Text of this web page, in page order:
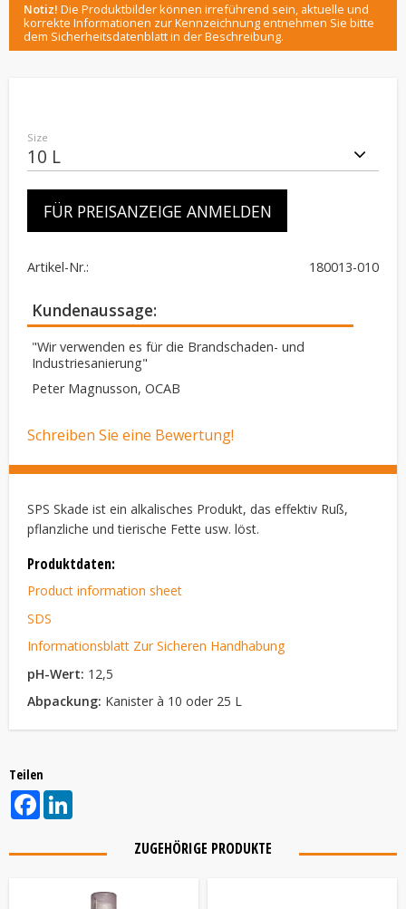
Notiz! Die Produktbilder können irreführend sein, aktuelle und
korrekte Informationen zur Kennzeichnung entnehmen Sie bitte
dem Sicherheitsdatenblatt in der Beschreibung.
Size
FÜR PREISANZEIGE ANMELDEN
Artikel-Nr. 180013-010
Kundenaussage
"Wir verwenden es für die Brandschaden- und
Industriesanierung"
Peter Magnusson, OCAB
Schreiben Sie eine Bewertung!
SPS Skade ist ein alkalisches Produkt, das effektiv Ruß,
pflanzliche und tierische Fette usw. löst.
Produktdaten:
Product information sheet
SDS
Informationsblatt Zur Sicheren Handhabung
pH-Wert: 12,5
Abpackung: Kanister à 10 oder 25 L
Teilen
Facebook
ZUGEHÖRIGE PRODUKTE